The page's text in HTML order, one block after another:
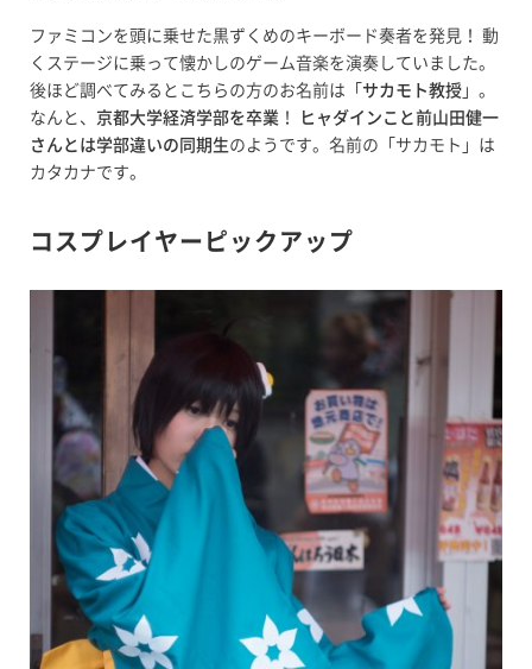
ファミコンを頭に乗せた黒ずくめのキーボード奏者を発見！ 動
くステージに乗って懐かしのゲーム音楽を演奏していました。
後ほど調べてみるとこちらの方のお名前は「 サカモト教授 」。
なんと、 京都大学経済学部を卒業 ！
ヒャダインこと前山田健一
さんとは学部違いの同期生のようです。名前の「サカモト」は
カタカナです。
コスプレイヤーピックアップ